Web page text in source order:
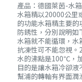
產品：德國萊茵-水
水箱精以20000公
的功能水箱精主要
防銹性，分別說明
水箱就不能循環，
抗凍性可不能忽視。
水的沸點是100℃，
目的是讓水箱冷卻
幫浦的轉軸有界面潤